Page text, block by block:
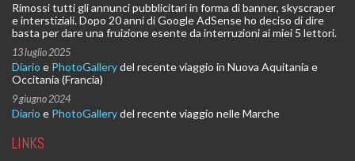
Rimossi tutti gli annunci pubblicitari in forma di banner, skyscraper
e interstiziali. Dopo 20 anni di Google AdSense ho deciso di dire
basta per dare una fruizione esente da interruzioni ai miei 5 lettori.
13 luglio 2025
Diario e PhotoGallerydel recente viaggio in Nuova Aquitania e
Occitania (Francia)
9 giugno 2024
Diario e PhotoGallerydel recente viaggio nelle Marche
LINKS